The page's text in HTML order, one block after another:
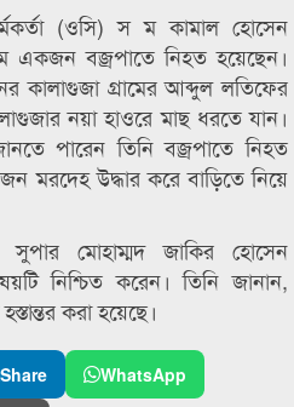
(ওসি) স ম কামাল হোসেন
একজন বজ্রপাতে নিহত হয়েছেন।
কালাগুজা গ্রামের আব্দুল লতিফের
নয়া হাওরে মাছ ধরতে যান।
পারেন তিনি বজ্রপাতে নিহত
মরদেহ উদ্ধার করে বাড়িতে নিয়ে
সুপার মোহাম্মদ জাকির হোসেন
নিশ্চিত করেন। তিনি জানান,
করা হয়েছে।
Share WhatsApp